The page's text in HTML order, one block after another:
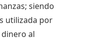
siendo
utilizada por
al